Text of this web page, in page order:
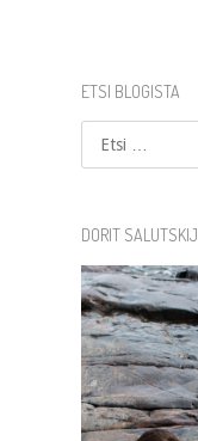
ETSI BLOGISTA
Etsi
DORIT SALUTSKIJ